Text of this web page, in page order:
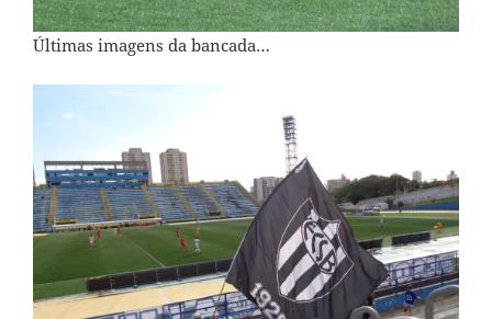
Últimas imagens da bancada…